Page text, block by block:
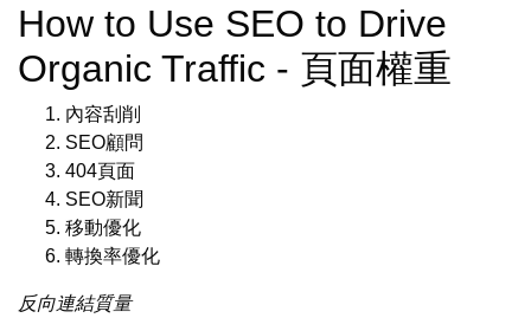
How to Use SEO to Drive
Organic Traffic - 頁面權重
內容刮削
SEO顧問
404頁面
SEO新聞
移動優化
轉換率優化
反向連結質量